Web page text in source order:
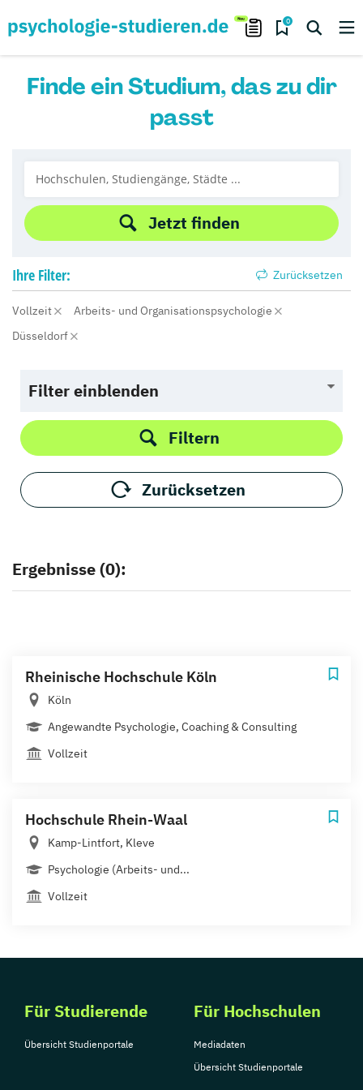
0
Finde ein Studium, das zu dir
passt
Jetzt finden
Ihre Filter: Zurücksetzen
Vollzeit
Arbeits- und Organisationspsychologie
Düsseldorf
Filter einblenden
Filtern
Zurücksetzen
Ergebnisse (0):
Rheinische Hochschule Köln
Köln
Angewandte Psychologie, Coaching & Consulting
Vollzeit
Hochschule Rhein-Waal
Kamp-Lintfort, Kleve
Psychologie (Arbeits- und...
Vollzeit
Für Studierende
Übersicht Studienportale
Für Hochschulen
Mediadaten
Übersicht Studienportale